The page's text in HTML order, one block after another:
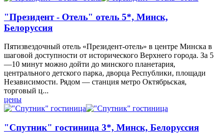
"Президент - Отель" отель 5*, Минск,
Белоруссия
Пятизвездочный отель «Президент-отель» в центре Минска в
шаговой доступности от исторического Верхнего города. За 5
—10 минут можно дойти до минского планетария,
центрального детского парка, дворца Республики, площади
Независимости. Рядом — станция метро Октябрьская,
торговый ц...
цены
"Спутник" гостиница 3*, Минск, Белоруссия